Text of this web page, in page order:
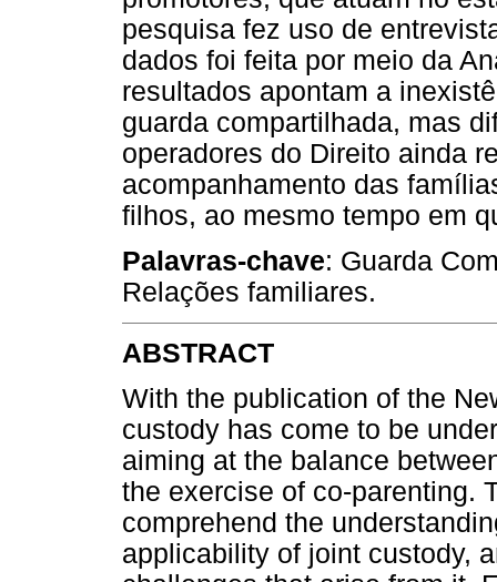
pesquisa fez uso de
dados foi feita por meio da
resultados apontam a
guarda compartilhada, mas
operadores do Direito ainda
acompanhamento das
filhos, ao mesmo tempo em
Palavras-chave: Guarda
Relações familiares.
ABSTRACT
With the publication of the
custody has come to be
aiming at the balance
the exercise of co-parenting.
comprehend the
applicability of joint custody,